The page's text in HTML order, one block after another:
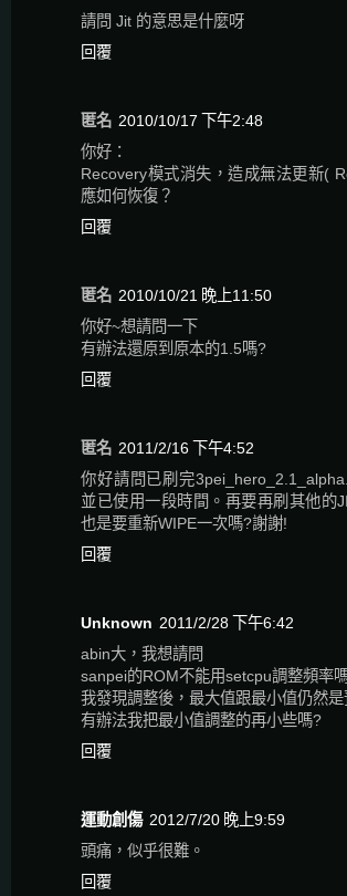
請問 Jit 的意思是什麼呀
回覆
匿名 2010/10/17 下午2:48
你好：
Recovery模式消失，造成無法更新(
應如何恢復？
回覆
匿名 2010/10/21 晚上11:50
你好~想請問一下
有辦法還原到原本的1.5嗎?
回覆
匿名 2011/2/16 下午4:52
你好請問已刷完
並已使用一段時間。再要再刷其他的
也是要重新WIPE一次嗎?謝謝!
回覆
Unknown 2011/2/28 下午6:42
abin大，我想請問
sanpei的ROM不能用setcpu調整頻率
我發現調整後，最大值跟最小值仍然
有辦法我把最小值調整的再小些嗎?
回覆
運動創傷 2012/7/20 晚上9:59
頭痛，似乎很難。
回覆